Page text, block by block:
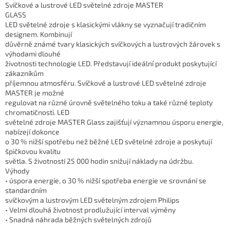
Svíčkové a lustrové LED světelné zdroje MASTER
GLASS
LED světelné zdroje s klasickými vlákny se vyznačují tradičním
designem. Kombinují
důvěrně známé tvary klasických svíčkových a lustrových žárovek s
výhodami dlouhé
životnosti technologie LED. Představují ideální produkt poskytující
zákazníkům
příjemnou atmosféru. Svíčkové a lustrové LED světelné zdroje
MASTER je možné
regulovat na různé úrovně světelného toku a také různé teploty
chromatičnosti. LED
světelné zdroje MASTER Glass zajišťují významnou úsporu energie,
nabízejí dokonce
o 30 % nižší spotřebu než běžné LED světelné zdroje a poskytují
špičkovou kvalitu
světla. S životností 25 000 hodin snižují náklady na údržbu.
Výhody
• úspora energie, o 30 % nižší spotřeba energie ve srovnání se
standardním
svíčkovým a lustrovým LED světelným zdrojem Philips
• Velmi dlouhá životnost prodlužující interval výměny
• Snadná náhrada běžných světelných zdrojů